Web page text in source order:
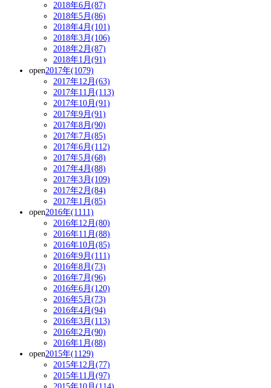
2018年6月(87)
2018年5月(86)
2018年4月(101)
2018年3月(106)
2018年2月(87)
2018年1月(91)
open2017年(1079)
2017年12月(63)
2017年11月(113)
2017年10月(91)
2017年9月(91)
2017年8月(90)
2017年7月(85)
2017年6月(112)
2017年5月(68)
2017年4月(88)
2017年3月(109)
2017年2月(84)
2017年1月(85)
open2016年(1111)
2016年12月(80)
2016年11月(88)
2016年10月(85)
2016年9月(111)
2016年8月(73)
2016年7月(96)
2016年6月(120)
2016年5月(73)
2016年4月(94)
2016年3月(113)
2016年2月(90)
2016年1月(88)
open2015年(1129)
2015年12月(77)
2015年11月(97)